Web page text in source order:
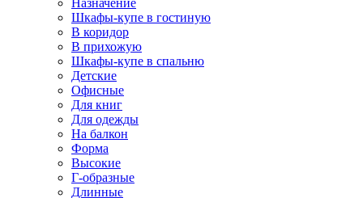
Назначение
Шкафы-купе в гостиную
В коридор
В прихожую
Шкафы-купе в спальню
Детские
Офисные
Для книг
Для одежды
На балкон
Форма
Высокие
Г-образные
Длинные